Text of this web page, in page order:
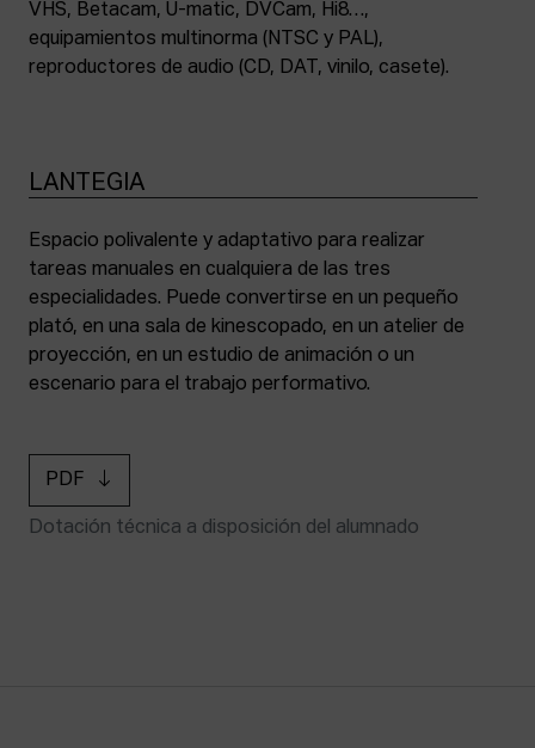
VHS, Betacam, U-matic, DVCam, Hi8…,
equipamientos multinorma (NTSC y PAL),
reproductores de audio (CD, DAT, vinilo, casete).
LANTEGIA
Espacio polivalente y adaptativo para realizar
tareas manuales en cualquiera de las tres
especialidades. Puede convertirse en un pequeño
plató, en una sala de kinescopado, en un atelier de
proyección, en un estudio de animación o un
escenario para el trabajo performativo.
PDF
Dotación técnica a disposición del alumnado